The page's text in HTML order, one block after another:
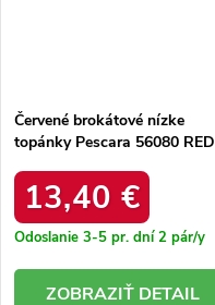
Červené brokátové nízke
topánky Pescara 56080 RED
13,40 €
Odoslanie 3-5 pr. dní2 pár/y
DETAIL